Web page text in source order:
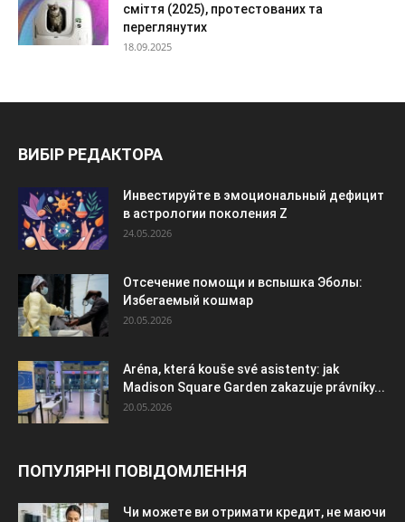
сміття (2025), протестованих та
переглянутих
18.09.2025
ВИБІР РЕДАКТОРА
Инвестируйте в эмоциональный дефицит
в астрологии поколения Z
24.05.2026
Отсечение помощи и вспышка Эболы:
Избегаемый кошмар
20.05.2026
Aréna, která kouše své asistenty: jak
Madison Square Garden zakazuje právníky...
20.05.2026
ПОПУЛЯРНІ ПОВІДОМЛЕННЯ
Чи можете ви отримати кредит, не маючи